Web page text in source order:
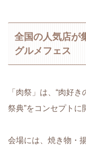
全国の人気店が
グルメフェス
「肉祭」は、“肉好
祭典”をコンセプトに
会場には、焼き物・